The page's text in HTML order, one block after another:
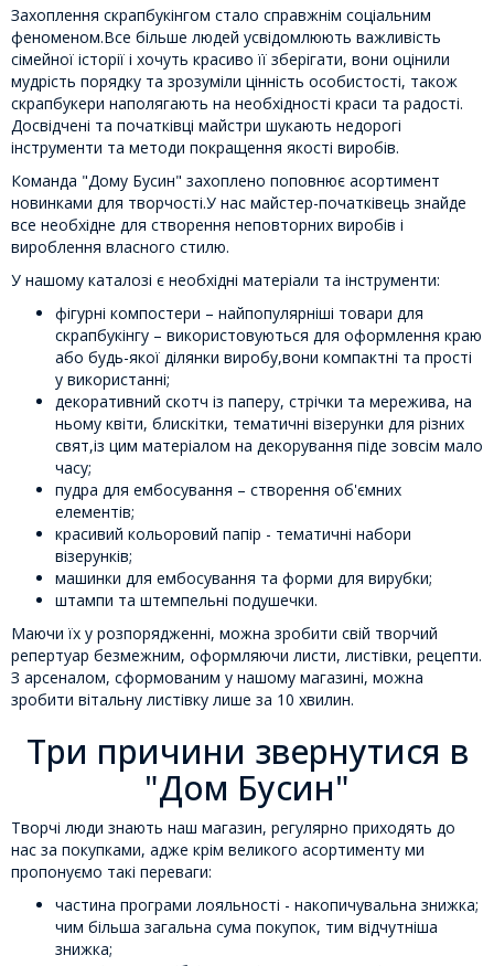
Захоплення скрапбукінгом стало справжнім соціальним
феноменом.Все більше людей усвідомлюють важливість
сімейної історії і хочуть красиво її зберігати, вони оцінили
мудрість порядку та зрозуміли цінність особистості, також
скрапбукери наполягають на необхідності краси та радості.
Досвідчені та початківці майстри шукають недорогі
інструменти та методи покращення якості виробів.
Команда "Дому Бусин" захоплено поповнює асортимент
новинками для творчості.У нас майстер-початківець знайде
все необхідне для створення неповторних виробів і
вироблення власного стилю.
У нашому каталозі є необхідні матеріали та інструменти:
фігурні компостери – найпопулярніші товари для
скрапбукінгу – використовуються для оформлення краю
або будь-якої ділянки виробу,вони компактні та прості
у використанні;
декоративний скотч із паперу, стрічки та мережива, на
ньому квіти, блискітки, тематичні візерунки для різних
свят,із цим матеріалом на декорування піде зовсім мало
часу;
пудра для ембосування – створення об'ємних
елементів;
красивий кольоровий папір - тематичні набори
візерунків;
машинки для ембосування та форми для вирубки;
штампи та штемпельні подушечки.
Маючи їх у розпорядженні, можна зробити свій творчий
репертуар безмежним, оформляючи листи, листівки, рецепти.
З арсеналом, сформованим у нашому магазині, можна
зробити вітальну листівку лише за 10 хвилин.
Три причини звернутися в
"Дом Бусин"
Творчі люди знають наш магазин, регулярно приходять до
нас за покупками, адже крім великого асортименту ми
пропонуємо такі переваги:
частина програми лояльності - накопичувальна знижка;
чим більша загальна сума покупок, тим відчутніша
знижка;